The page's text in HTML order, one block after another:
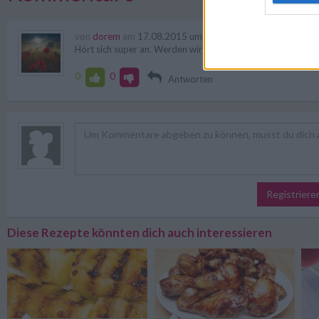
von dorem am 17.08.2015 um 08:40
Hört sich super an. Werden wir sicher mal probieren.
0 0 Antworten
Diese Rezepte könnten dich auch interessieren